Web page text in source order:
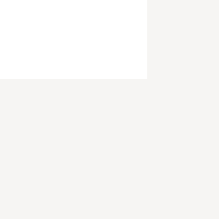
kui
Sõltumata valitud
on ideaalne